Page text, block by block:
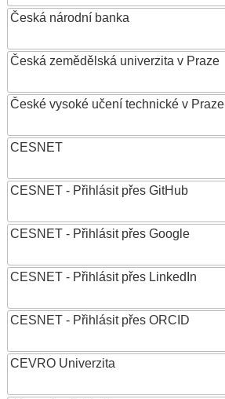
Česká národní banka
Česká zemědělská univerzita v Praze
České vysoké učení technické v Praze
CESNET
CESNET - Přihlásit přes GitHub
CESNET - Přihlásit přes Google
CESNET - Přihlásit přes LinkedIn
CESNET - Přihlásit přes ORCID
CEVRO Univerzita